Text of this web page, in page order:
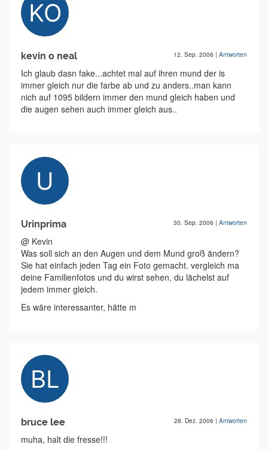
kevin o neal 12. Sep. 2006 | Antworten
Ich glaub dasn fake...achtet mal auf ihren mund der is
immer gleich nur die farbe ab und zu anders..man kann
nich auf 1095 bildern immer den mund gleich haben und
die augen sehen auch immer gleich aus..
Urinprima 30. Sep. 2006 | Antworten
@ Kevin
Was soll sich an den Augen und dem Mund groß ändern?
Sie hat einfach jeden Tag ein Foto gemacht. vergleich ma
deine Familienfotos und du wirst sehen, du lächelst auf
jedem immer gleich.
Es wäre interessanter, hätte m
bruce lee 28. Dez. 2006 | Antworten
muha, halt die fresse!!!